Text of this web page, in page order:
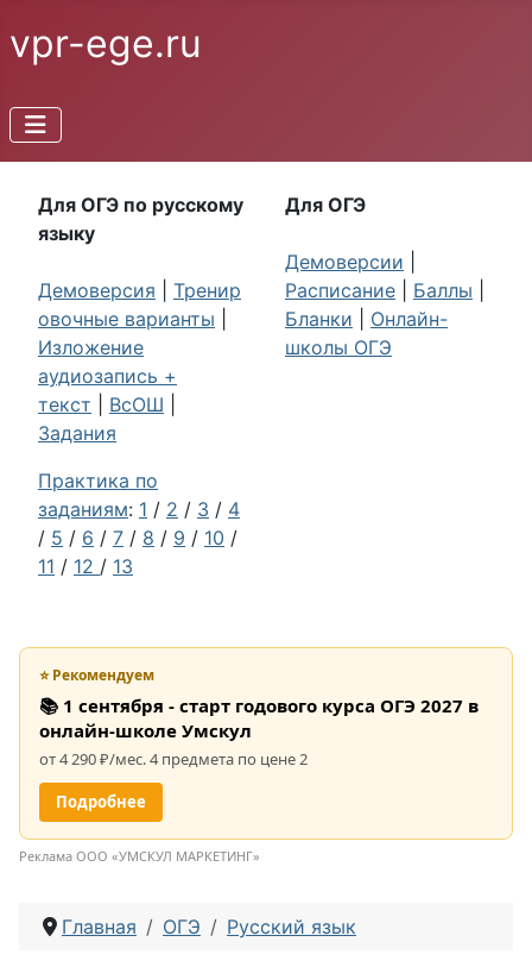
vpr-ege.ru
Для ОГЭ по русскому
языку
Демоверсия
Тренир
овочные варианты
Изложение
аудиозапись +
текст
ВсОШ
Задания
Практика по
заданиям: 1 / 2 / 3 / 4
/ 5 / 6 / 7 / 8 / 9 / 10 /
11 / 12 / 13
Для ОГЭ
Демоверсии
Расписание
Баллы
Бланки
Онлайн-
школы ОГЭ
⭐ Рекомендуем
📚 1 сентября - старт годового курса ОГЭ 2027 в
онлайн-школе Умскул
от 4 290 ₽/мес. 4 предмета по цене 2
Подробнее
Реклама ООО «УМСКУЛ МАРКЕТИНГ»
Главная ОГЭ Русский язык